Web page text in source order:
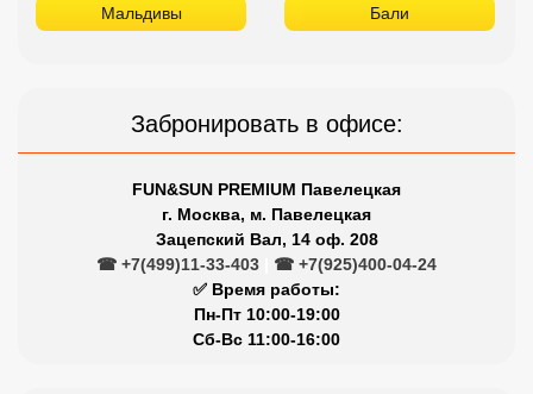
Мальдивы Бали
Забронировать в офисе:
FUN&SUN PREMIUM Павелецкая
г. Москва, м. Павелецкая
Зацепский Вал, 14 оф. 208
☎ +7(499)11-33-403
☎ +7(925)400-04-24
✅ Время работы:
Пн-Пт 10:00-19:00
Сб-Вс 11:00-16:00